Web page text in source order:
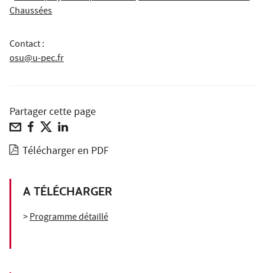
Chaussées
Contact :
osu@u-pec.fr
Partager cette page
Télécharger en PDF
A TÉLÉCHARGER
>Programme détaillé